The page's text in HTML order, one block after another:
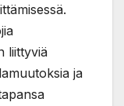
liittyviä
ja